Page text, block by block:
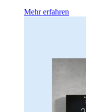
Mehr erfahren